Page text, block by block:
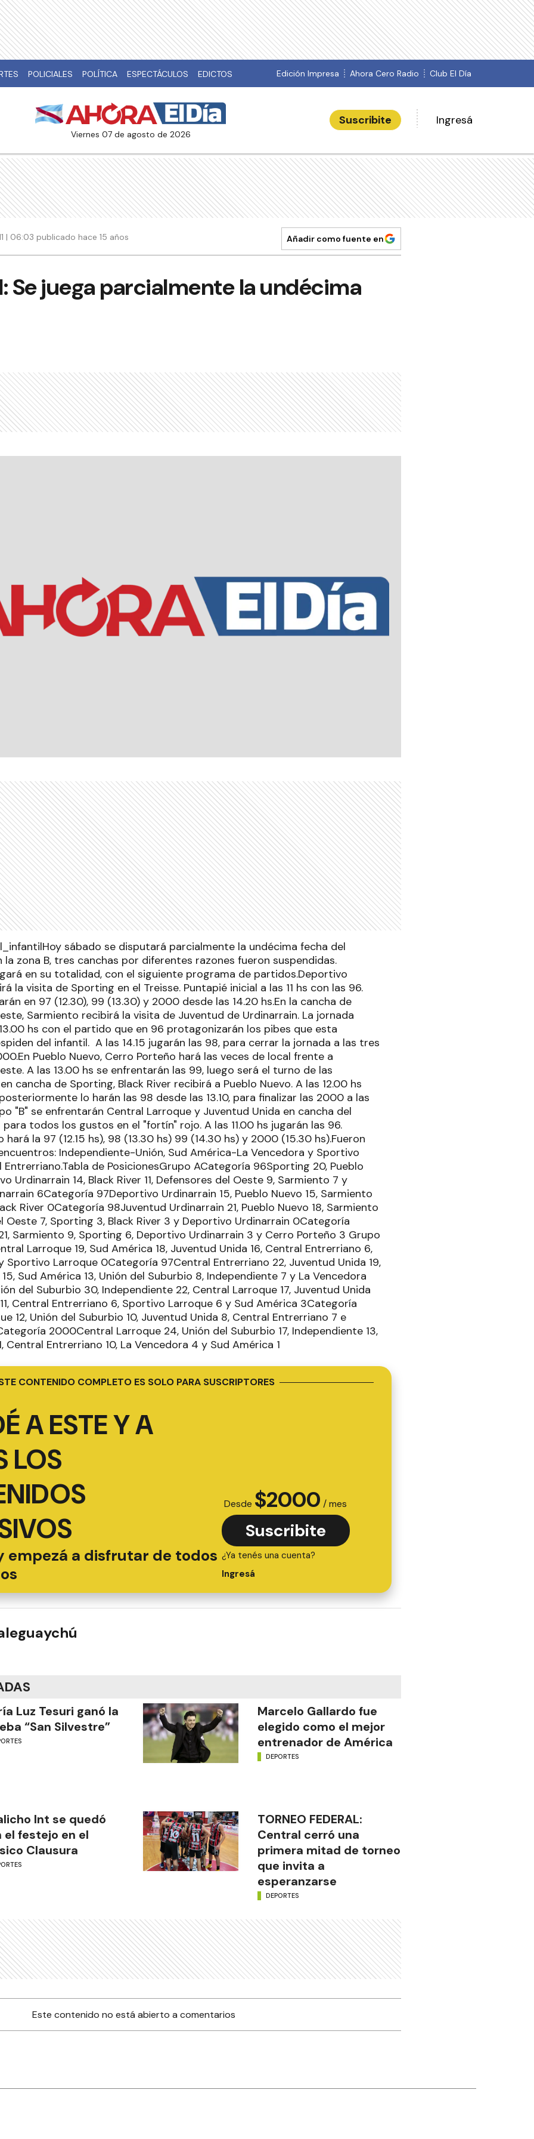
POLICIALES POLÍTICA ESPECTÁCULOS EDICTOS Edición Impresa Ahora Cero Radio Club El Día
viernes 07 de agosto de 2026
Suscribite Ingresá
| 06:03 publicado hace 15 años Añadir como fuente en
Se juega parcialmente la undécima
Hoy sábado se disputará parcialmente la undécima fecha del
la zona B, tres canchas por diferentes razones fueron suspendidas.
en su totalidad, con el siguiente programa de partidos.Deportivo
la visita de Sporting en el Treisse. Puntapié inicial a las 11 hs con las 96.
en 97 (12.30), 99 (13.30) y 2000 desde las 14.20 hs.En la cancha de
Sarmiento recibirá la visita de Juventud de Urdinarrain. La jornada
hs con el partido que en 96 protagonizarán los pibes que esta
del infantil. A las 14.15 jugarán las 98, para cerrar la jornada a las tres
Pueblo Nuevo, Cerro Porteño hará las veces de local frente a
A las 13.00 hs se enfrentarán las 99, luego será el turno de las
cancha de Sporting, Black River recibirá a Pueblo Nuevo. A las 12.00 hs
lo harán las 98 desde las 13.10, para finalizar las 2000 a las
"B" se enfrentarán Central Larroque y Juventud Unida en cancha del
todos los gustos en el "fortín" rojo. A las 11.00 hs jugarán las 96.
la 97 (12.15 hs), 98 (13.30 hs) 99 (14.30 hs) y 2000 (15.30 hs).Fueron
Independiente-Unión, Sud América-La Vencedora y Sportivo
de PosicionesGrupo ACategoría 96Sporting 20, Pueblo
Urdinarrain 14, Black River 11, Defensores del Oeste 9, Sarmiento 7 y
6Categoría 97Deportivo Urdinarrain 15, Pueblo Nuevo 15, Sarmiento
River 0Categoría 98Juventud Urdinarrain 21, Pueblo Nuevo 18, Sarmiento
Oeste 7, Sporting 3, Black River 3 y Deportivo Urdinarrain 0Categoría
Sarmiento 9, Sporting 6, Deportivo Urdinarrain 3 y Cerro Porteño 3 Grupo
Larroque 19, Sud América 18, Juventud Unida 16, Central Entrerriano 6,
Sportivo Larroque 0Categoría 97Central Entrerriano 22, Juventud Unida 19,
Sud América 13, Unión del Suburbio 8, Independiente 7 y La Vencedora
del Suburbio 30, Independiente 22, Central Larroque 17, Juventud Unida
Central Entrerriano 6, Sportivo Larroque 6 y Sud América 3Categoría
12, Unión del Suburbio 10, Juventud Unida 8, Central Entrerriano 7 e
2000Central Larroque 24, Unión del Suburbio 17, Independiente 13,
Central Entrerriano 10, La Vencedora 4 y Sud América 1
CONTENIDO COMPLETO ES SOLO PARA SUSCRIPTORES
A ESTE Y A
LOS
empezá a disfrutar de todos
Desde $2000 / mes
Suscribite
¿Ya tenés una cuenta?
Ingresá
Luz Tesuri ganó la
“San Silvestre”
Marcelo Gallardo fue
elegido como el mejor
entrenador de América
DEPORTES
Int se quedó
el festejo en el
Clausura
TORNEO FEDERAL:
Central cerró una
primera mitad de torneo
que invita a
esperanzarse
DEPORTES
Este contenido no está abierto a comentarios